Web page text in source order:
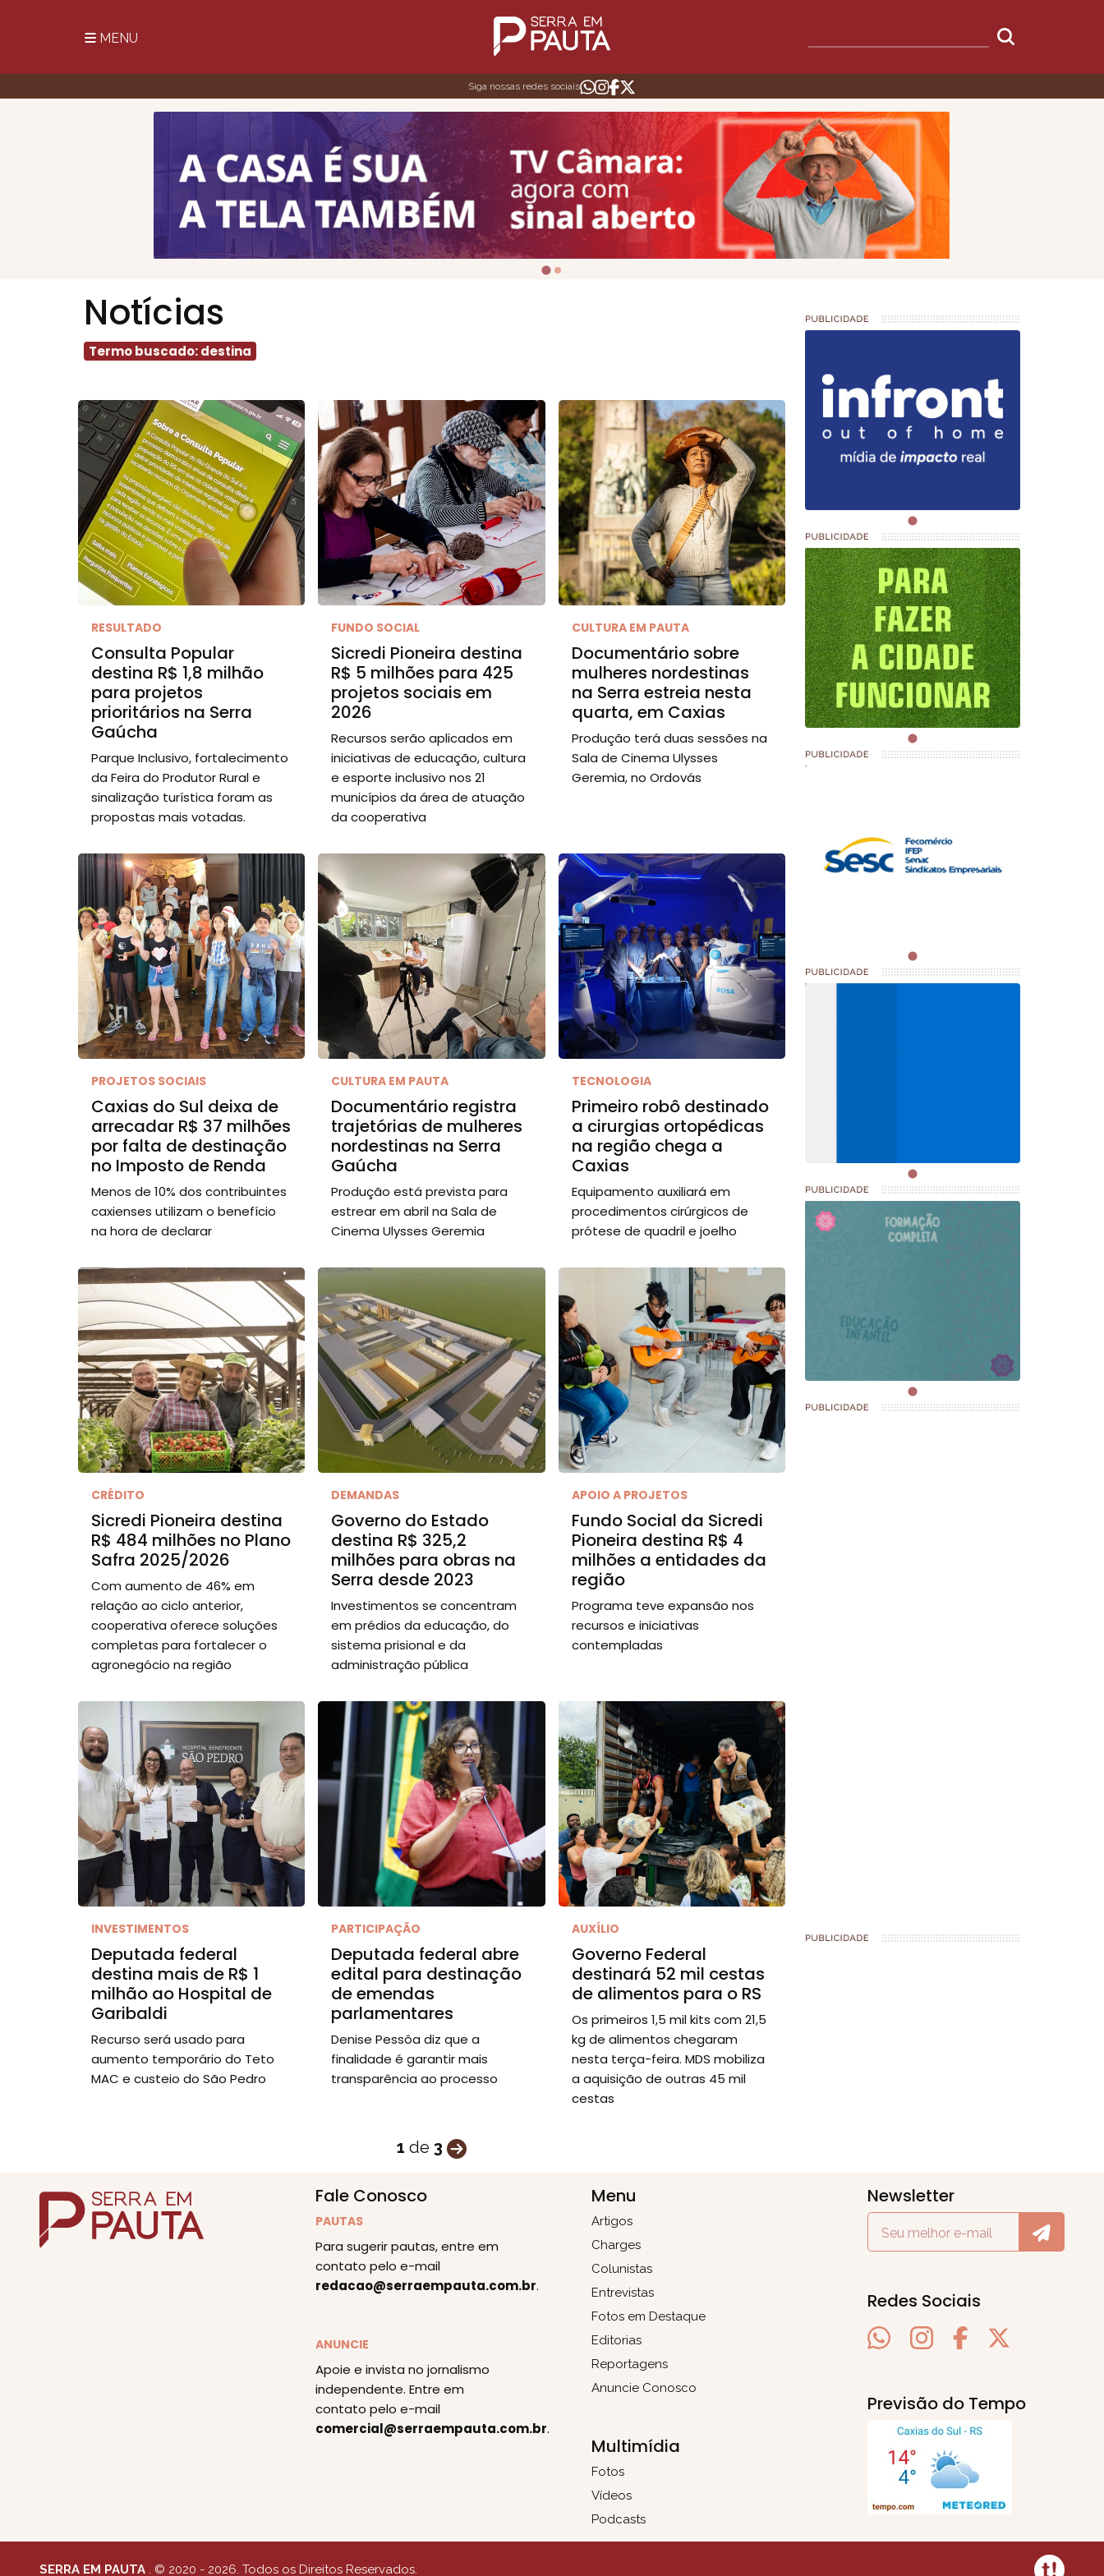
MENU
Siga nossas redes sociais
Notícias
Termo buscado: destina
RESULTADO
Consulta Popular
destina R$ 1,8 milhão
para projetos
prioritários na Serra
Gaúcha
Parque Inclusivo, fortalecimento
da Feira do Produtor Rural e
sinalização turística foram as
propostas mais votadas.
FUNDO SOCIAL
Sicredi Pioneira destina
R$ 5 milhões para 425
projetos sociais em
2026
Recursos serão aplicados em
iniciativas de educação, cultura
e esporte inclusivo nos 21
municípios da área de atuação
da cooperativa
CULTURA EM PAUTA
Documentário sobre
mulheres nordestinas
na Serra estreia nesta
quarta, em Caxias
Produção terá duas sessões na
Sala de Cinema Ulysses
Geremia, no Ordovás
PROJETOS SOCIAIS
Caxias do Sul deixa de
arrecadar R$ 37 milhões
por falta de destinação
no Imposto de Renda
Menos de 10% dos contribuintes
caxienses utilizam o benefício
na hora de declarar
CULTURA EM PAUTA
Documentário registra
trajetórias de mulheres
nordestinas na Serra
Gaúcha
Produção está prevista para
estrear em abril na Sala de
Cinema Ulysses Geremia
TECNOLOGIA
Primeiro robô destinado
a cirurgias ortopédicas
na região chega a
Caxias
Equipamento auxiliará em
procedimentos cirúrgicos de
prótese de quadril e joelho
CRÉDITO
Sicredi Pioneira destina
R$ 484 milhões no Plano
Safra 2025/2026
Com aumento de 46% em
relação ao ciclo anterior,
cooperativa oferece soluções
completas para fortalecer o
agronegócio na região
DEMANDAS
Governo do Estado
destina R$ 325,2
milhões para obras na
Serra desde 2023
Investimentos se concentram
em prédios da educação, do
sistema prisional e da
administração pública
APOIO A PROJETOS
Fundo Social da Sicredi
Pioneira destina R$ 4
milhões a entidades da
região
Programa teve expansão nos
recursos e iniciativas
contempladas
INVESTIMENTOS
Deputada federal
destina mais de R$ 1
milhão ao Hospital de
Garibaldi
Recurso será usado para
aumento temporário do Teto
MAC e custeio do São Pedro
PARTICIPAÇÃO
Deputada federal abre
edital para destinação
de emendas
parlamentares
Denise Pessôa diz que a
finalidade é garantir mais
transparência ao processo
AUXÍLIO
Governo Federal
destinará 52 mil cestas
de alimentos para o RS
Os primeiros 1,5 mil kits com 21,5
kg de alimentos chegaram
nesta terça-feira. MDS mobiliza
a aquisição de outras 45 mil
cestas
1 de 3
Fale Conosco
PAUTAS
Para sugerir pautas, entre em
contato pelo e-mail
redacao@serraempauta.com.br.
ANUNCIE
Apoie e invista no jornalismo
independente. Entre em
contato pelo e-mail
comercial@serraempauta.com.br.
Menu
Artigos
Charges
Colunistas
Entrevistas
Fotos em Destaque
Editorias
Reportagens
Anuncie Conosco
Multimídia
Fotos
Vídeos
Podcasts
Newsletter
Redes Sociais
Previsão do Tempo
SERRA EM PAUTA . © 2020 - 2026. Todos os Direitos Reservados.